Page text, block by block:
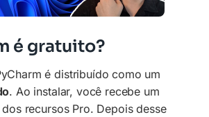
é gratuito?
é distribuído como um
. Ao instalar, você recebe um
recursos Pro. Depois desse